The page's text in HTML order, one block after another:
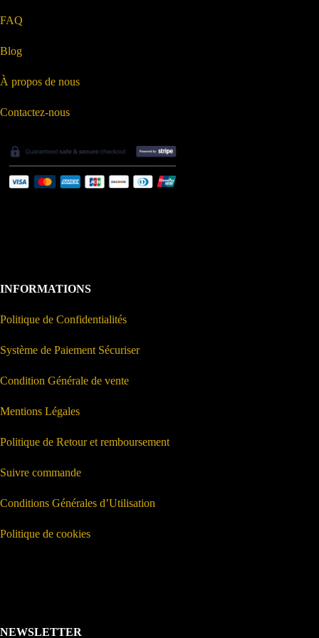
FAQ
Blog
À propos de nous
Contactez-nous
INFORMATIONS
Politique de Confidentialités
Système de Paiement Sécuriser
Condition Générale de vente
Mentions Légales
Politique de Retour et remboursement
Suivre commande
Conditions Générales d’Utilisation
Politique de cookies
NEWSLETTER